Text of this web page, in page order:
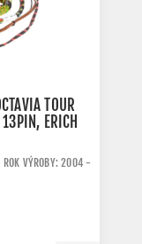
TOUR
ERICH
ROK VÝROBY: 2004 -